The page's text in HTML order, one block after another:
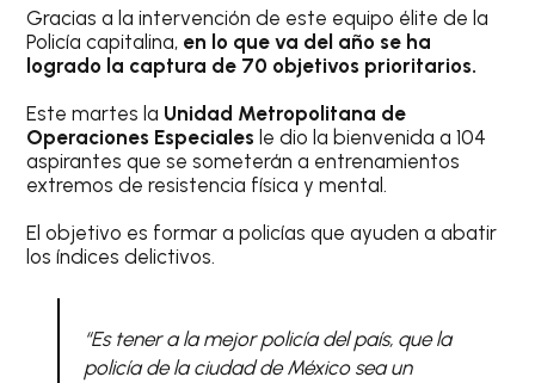
Gracias a la intervención de este equipo élite de la
Policía capitalina, en lo que va del año se ha
logrado la captura de 70 objetivos prioritarios.
Este martes la Unidad Metropolitana de
Operaciones Especialesle dio la bienvenida a 104
aspirantes que se someterán a entrenamientos
extremos de resistencia física y mental.
El objetivo es formar a policías que ayuden a abatir
los índices delictivos.
“Es tener a la mejor policía del país, que la
policía de la ciudad de México sea un